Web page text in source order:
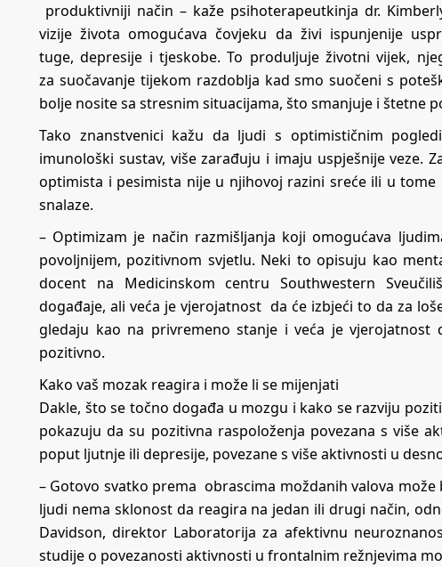
produktivniji način – kaže psihoterapeutkinja dr.
vizije života omogućava čovjeku da živi ispunjenije
tuge, depresije i tjeskobe. To produljuje životni vijek,
za suočavanje tijekom razdoblja kad smo suočeni s
bolje nosite sa stresnim situacijama, što smanjuje i štetne
Tako znanstvenici kažu da ljudi s optimističnim
imunološki sustav, više zarađuju i imaju uspješnije veze.
optimista i pesimista nije u njihovoj razini sreće ili u
snalaze.
– Optimizam je način razmišljanja koji omogućava
povoljnijem, pozitivnom svjetlu. Neki to opisuju kao
docent na Medicinskom centru Southwestern
događaje, ali veća je vjerojatnost da će izbjeći to da za
gledaju kao na privremeno stanje i veća je
pozitivno.
Kako vaš mozak reagira i može li se mijenjati
Dakle, što se točno događa u mozgu i kako se razviju
pokazuju da su pozitivna raspoloženja povezana s više
poput ljutnje ili depresije, povezane s više aktivnosti u
– Gotovo svatko prema obrascima moždanih valova
ljudi nema sklonost da reagira na jedan ili drugi način,
Davidson, direktor Laboratorija za afektivnu
studije o povezanosti aktivnosti u frontalnim režnjevima